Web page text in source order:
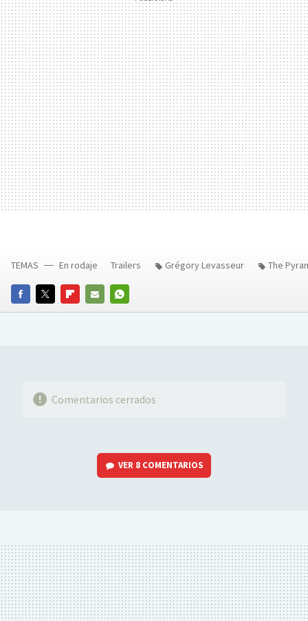
FACEBOOKTWITTERFLIPBOARD
E-
WHATSAPP
TEMAS En rodaje Trailers Grégory Levasseur The
Comentarios cerrados
VER 8 COMENTARIOS